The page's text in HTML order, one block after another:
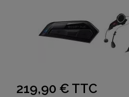
219,90 € TTC